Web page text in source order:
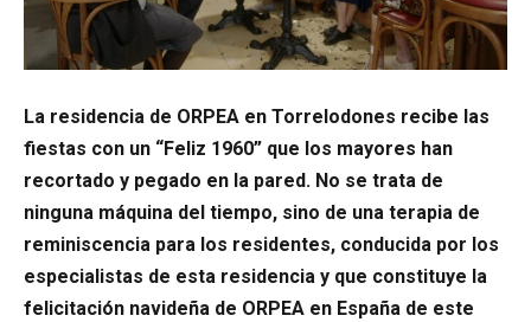
La residencia de ORPEA en Torrelodones recibe las
fiestas con un “Feliz 1960” que los mayores han
recortado y pegado en la pared. No se trata de
ninguna máquina del tiempo, sino de una terapia de
reminiscencia para los residentes, conducida por los
especialistas de esta residencia y que constituye la
felicitación navideña de ORPEA en España de este